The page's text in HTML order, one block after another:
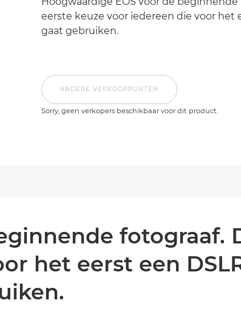
eerste keuze voor iedereen die voor het
gaat gebruiken.
ANDERE VERKOOPPUNTEN
Sorry, geen verkopers beschikbaar voor dit product.
fotograaf.
het eerst een